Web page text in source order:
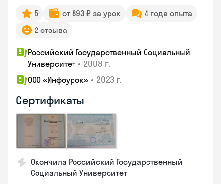
5 от 893 ₽ за урок
4 года опыта
2 отзыва
Российский Государственный Социальный
Университет • 2008 г.
ООО «Инфоурок» • 2023 г.
Сертификаты
Окончила Российский Государственный
Социальный Университет